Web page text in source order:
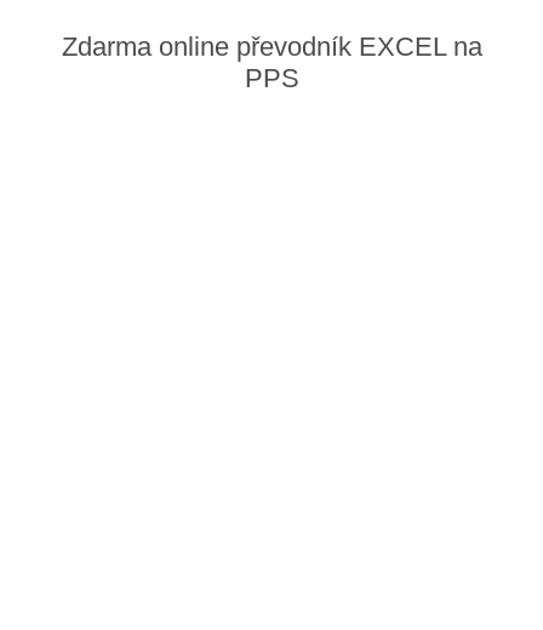
Zdarma online převodník EXCEL na
PPS